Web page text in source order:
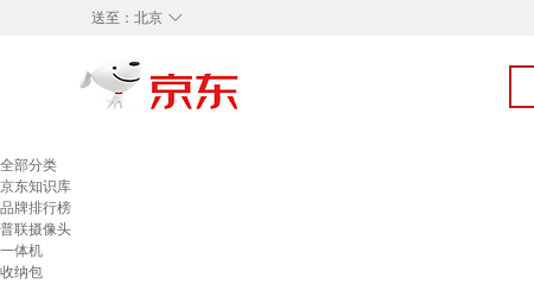
◇
送至： 北京
全部分类
京东知识库
品牌排行榜
普联摄像头
一体机
收纳包